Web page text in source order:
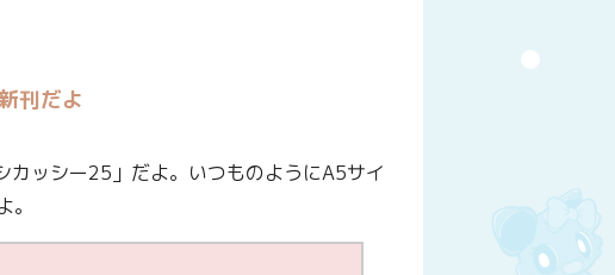
刊だよ
カッシー25」だよ。いつものようにA5サイ